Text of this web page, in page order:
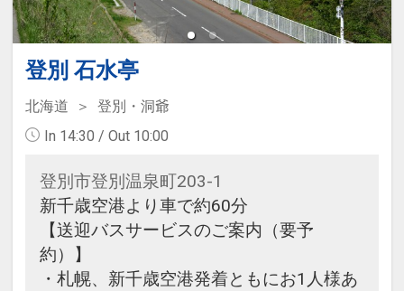
登別 石水亭
北海道
登別・洞爺
In 14:30 / Out 10:00
登別市登別温泉町203-1
新千歳空港より車で約60分
【送迎バスサービスのご案内（要予
約）】
・札幌、新千歳空港発着ともにお1人様あ